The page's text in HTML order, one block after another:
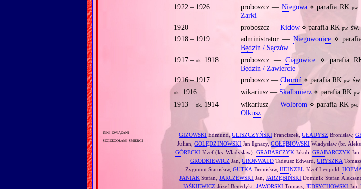
1922 – 1926
proboszcz — Niegowa⋄ parafia RKpw.
Żarki
1920
proboszcz — Kidów⋄ parafia RK pw.
1918 – 1919
administrator — Niegowonice⋄
Będzin / Sączów
1917 –ok. 1918 proboszcz —Ciągowice ⋄ parafia
Będzin / Zawiercie
1916 – 1917
proboszcz — Choroń⋄ parafia RK pw.
ok. 1916 wikariusz —Skalbmierz⋄ parafia RK pw.
1913 –ok. 1914 wikariusz — Wolbrom ⋄ parafia RKpw.
Olkusz
inni związani
szczegółami śmierci
GIZOWSKI Edmund, GLISZCZYŃSKI Franciszek, GŁADYSZ Bronisław,
Julian,GOLĘDZINOWSKI Jan Ignacy,GOŁĘBIOWSKI Władysław (br.
GÓRECKI Józef (ks. Władysław), GRABARCZYKJakub, GRABARCZYK Jan,
GRODKIEWICZ Jan, GRONWALDTadeusz Edward, GRYSZKA
Zygmunt Stanisław,GUTKA Bronisław,HEINZEL Józef Leopold,
JANIAK Stefan,JARCZEWSKI Jan,JARZĘBIŃSKI Dominik Stefan
JAŚKIEWICZ Józef Benedykt,JAWORSKI Tomasz,JĘDRYCHOWSKI Jan,